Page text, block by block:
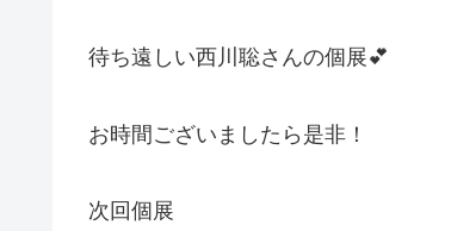
待ち遠しい西川聡さんの個展💕
お時間ございましたら是非！
次回個展